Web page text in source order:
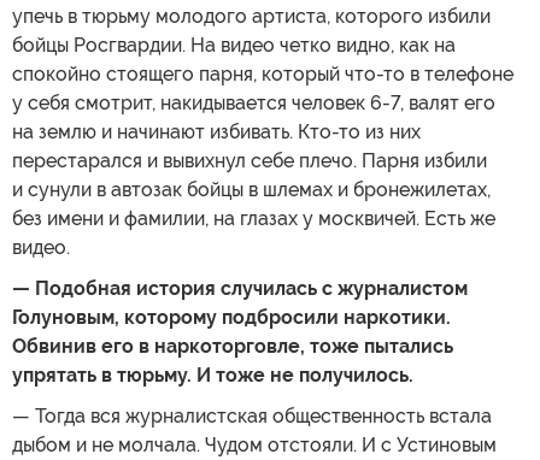
упечь в тюрьму молодого артиста, которого избили
бойцы Росгвардии. На видео четко видно, как на
спокойно стоящего парня, который что-то в телефоне
у себя смотрит, накидывается человек 6-7, валят его
на землю и начинают избивать. Кто-то из них
перестарался и вывихнул себе плечо. Парня избили
и сунули в автозак бойцы в шлемах и бронежилетах,
без имени и фамилии, на глазах у москвичей. Есть же
видео.
— Подобная история случилась с журналистом
Голуновым, которому подбросили наркотики.
Обвинив его в наркоторговле, тоже пытались
упрятать в тюрьму. И тоже не получилось.
— Тогда вся журналистская общественность встала
дыбом и не молчала. Чудом отстояли. И с Устиновым